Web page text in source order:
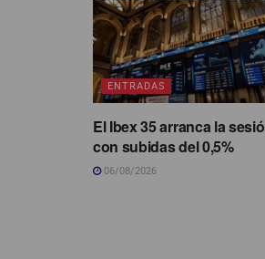
ENTRADAS
El Ibex 35 arranca la
con subidas del 0,5%
06/08/2026